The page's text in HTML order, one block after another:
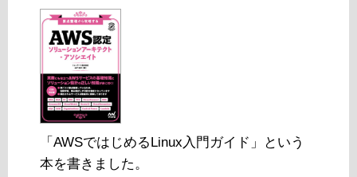
「AWSではじめるLinux入門ガイド」という
本を書きました。